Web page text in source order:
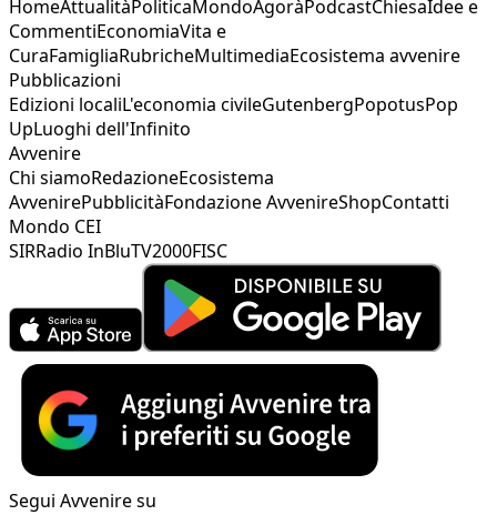
HomeAttualitàPoliticaMondoAgoràPodcastChiesaIdee e
CommentiEconomiaVita e
CuraFamigliaRubricheMultimediaEcosistema avvenire
Pubblicazioni
Edizioni localiL'economia civileGutenbergPopotusPop
UpLuoghi dell'Infinito
Avvenire
Chi siamoRedazioneEcosistema
AvvenirePubblicitàFondazione AvvenireShopContatti
Mondo CEI
SIRRadio InBluTV2000FISC
Segui Avvenire su